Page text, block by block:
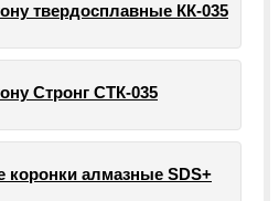
твердосплавные КК-035
Стронг СТК-035
коронки алмазные SDS+